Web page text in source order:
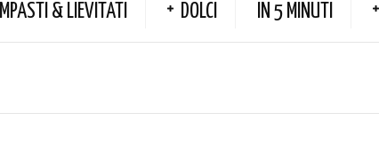
IMPASTI & LIEVITATI DOLCI IN 5 MINUTI